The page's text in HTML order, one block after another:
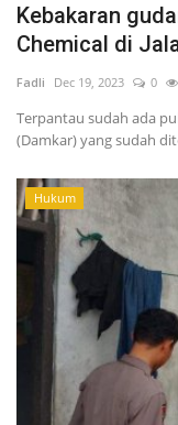
Kebakaran
Chemical di
Fadli Dec 19, 2023 0
Terpantau sudah ada
(Damkar) yang sudah
Hukum